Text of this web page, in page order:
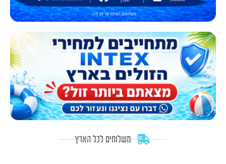
משלוחים לכל הארץ